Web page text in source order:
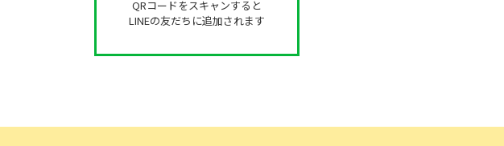
QRコードをスキャンすると
LINEの友だちに追加されます